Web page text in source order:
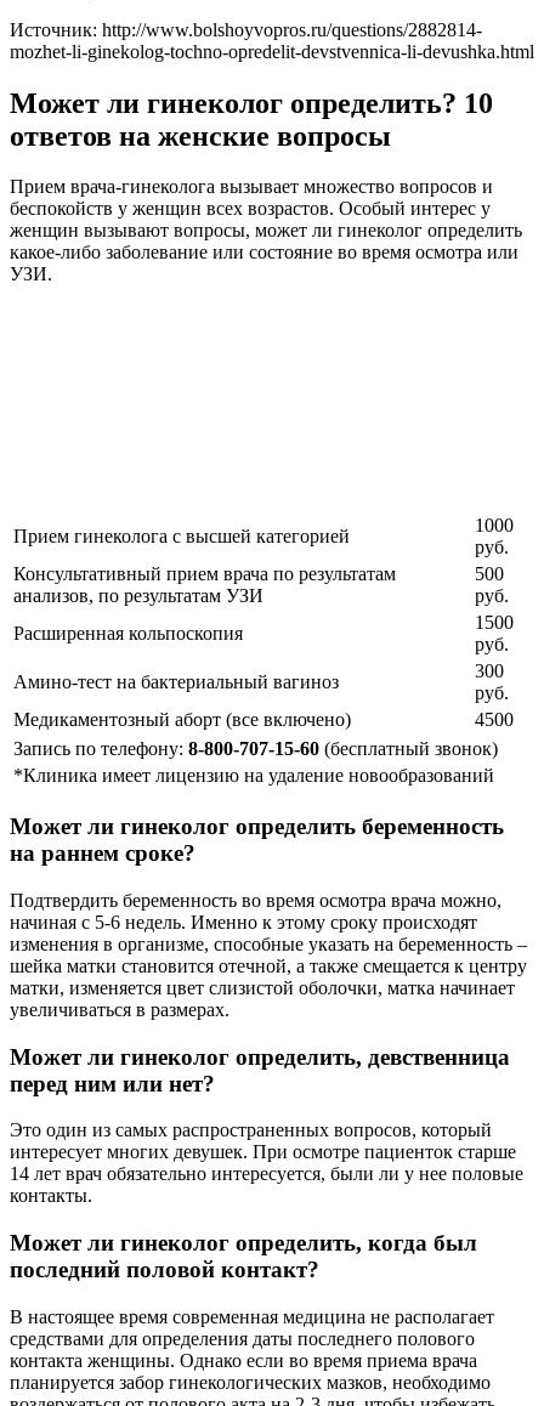
Источник: http://www.bolshoyvopros.ru/questions/2882814-
mozhet-li-ginekolog-tochno-opredelit-devstvennica-li-devushka.html
Может ли гинеколог определить? 10
ответов на женские вопросы
Прием врача-гинеколога вызывает множество вопросов и
беспокойств у женщин всех возрастов. Особый интерес у
женщин вызывают вопросы, может ли гинеколог определить
какое-либо заболевание или состояние во время осмотра или
УЗИ.
Прием гинеколога с высшей категорией
1000
руб.
Консультативный прием врача по результатам
анализов, по результатам УЗИ
500
руб.
Расширенная кольпоскопия
1500
руб.
Амино-тест на бактериальный вагиноз
300
руб.
Медикаментозный аборт (все включено)
4500
Запись по телефону: 8-800-707-15-60 (бесплатный звонок)
*Клиника имеет лицензию на удаление новообразований
Может ли гинеколог определить беременность
на раннем сроке?
Подтвердить беременность во время осмотра врача можно,
начиная с 5-6 недель. Именно к этому сроку происходят
изменения в организме, способные указать на беременность –
шейка матки становится отечной, а также смещается к центру
матки, изменяется цвет слизистой оболочки, матка начинает
увеличиваться в размерах.
Может ли гинеколог определить, девственница
перед ним или нет?
Это один из самых распространенных вопросов, который
интересует многих девушек. При осмотре пациенток старше
14 лет врач обязательно интересуется, были ли у нее половые
контакты.
Может ли гинеколог определить, когда был
последний половой контакт?
В настоящее время современная медицина не располагает
средствами для определения даты последнего полового
контакта женщины. Однако если во время приема врача
планируется забор гинекологических мазков, необходимо